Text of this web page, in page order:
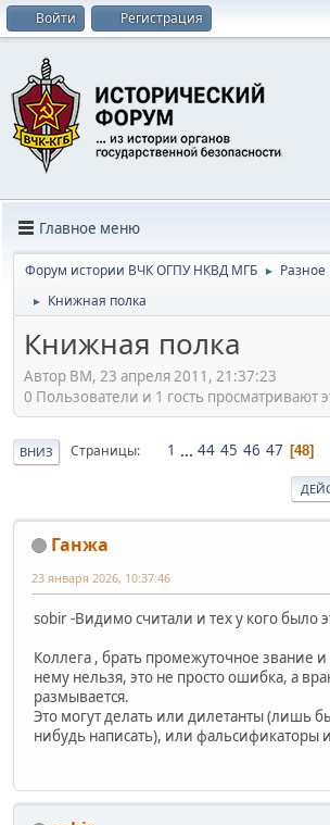
Войти Регистрация
Главное меню
Форум истории ВЧК ОГПУ НКВД МГБ ► Разное
► Книжная полка
Книжная полка
Автор BM, 23 апреля 2011, 21:37:23
0 Пользователи и 1 гость просматривают
ВНИЗ Страницы 1 ... 44 45 46 47 48
Ганжа
23 января 2026, 10:37:46
sobir -Видимо считали и тех у кого было
Коллега , брать промежуточное звание и
нему нельзя, это не просто ошибка, а
размывается.
Это могут делать или дилетанты (лишь
нибудь написать), или фальсификаторы